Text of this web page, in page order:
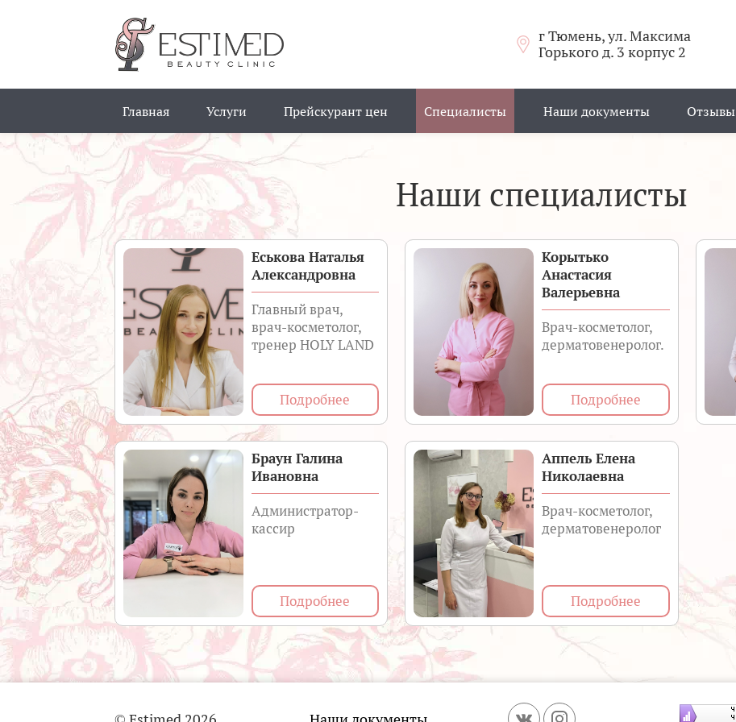
г Тюмень, ул. Максима
Горького д. 3 корпус 2
Главная Услуги Прейскурант цен Специалисты Наши документы Отзывы
Наши специалисты
Еськова Наталья
Александровна
Главный врач,
врач-косметолог,
тренер HOLY LAND
Подробнее
Корытько
Анастасия
Валерьевна
Врач-косметолог,
дерматовенеролог.
Подробнее
Браун Галина
Ивановна
Администратор-
кассир
Подробнее
Аппель Елена
Николаевна
Врач-косметолог,
дерматовенеролог
Подробнее